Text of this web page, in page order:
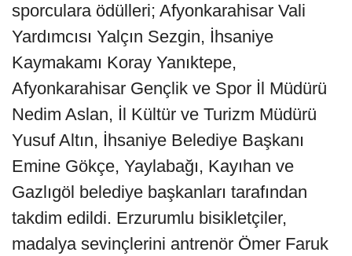
sporculara ödülleri; Afyonkarahisar Vali
Yardımcısı Yalçın Sezgin, İhsaniye
Kaymakamı Koray Yanıktepe,
Afyonkarahisar Gençlik ve Spor İl Müdürü
Nedim Aslan, İl Kültür ve Turizm Müdürü
Yusuf Altın, İhsaniye Belediye Başkanı
Emine Gökçe, Yaylabağı, Kayıhan ve
Gazlıgöl belediye başkanları tarafından
takdim edildi. Erzurumlu bisikletçiler,
madalya sevinçlerini antrenör Ömer Faruk